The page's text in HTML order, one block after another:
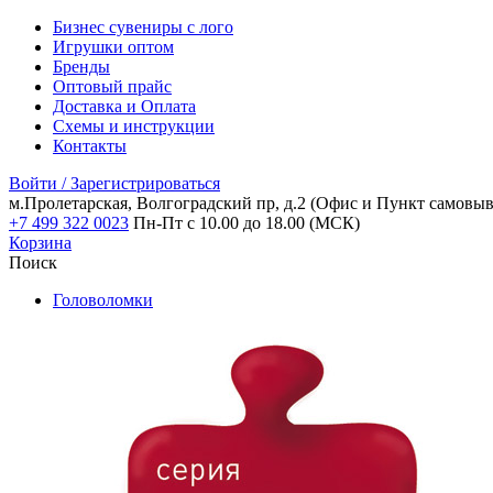
Бизнес сувениры с лого
Игрушки оптом
Бренды
Оптовый прайс
Доставка и Оплата
Схемы и инструкции
Контакты
Войти / Зарегистрироваться
м.Пролетарская, Волгоградский пр, д.2 (Офис и Пункт
+7 499 322 0023 Пн-Пт с 10.00 до 18.00 (МСК)
Корзина
Поиск
Головоломки